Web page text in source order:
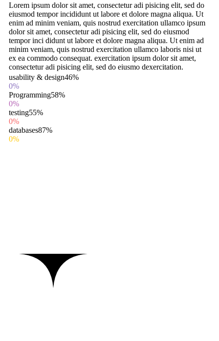
Lorem ipsum dolor sit amet, consectetur adi pisicing elit, sed do
eiusmod tempor incididunt ut labore et dolore magna aliqua. Ut
enim ad minim veniam, quis nostrud exercitation ullamco ipsum
dolor sit amet, consectetur adi pisicing elit, sed do eiusmod
tempor inci didunt ut labore et dolore magna aliqua. Ut enim ad
minim veniam, quis nostrud exercitation ullamco laboris nisi ut
ex ea commodo consequat. exercitation ipsum dolor sit amet,
consectetur adi pisicing elit, sed do eiusmo dexercitation.
usability & design46%
0%
Programming58%
0%
testing55%
0%
databases87%
0%